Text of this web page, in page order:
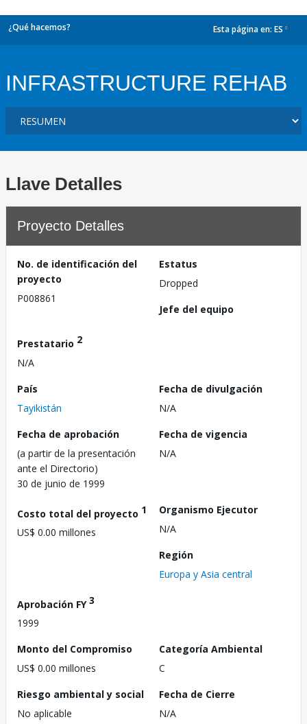
¿Qué hacemos? Esta página en: ES
INFRASTRUCTURE REHAB
Llave Detalles
Proyecto Detalles
No. de identificación del
proyecto
P008861
Estatus
Dropped
Jefe del equipo
Prestatario 2
N/A
País
Tayikistán
Fecha de divulgación
N/A
Fecha de aprobación
(a partir de la presentación
ante el Directorio)
30 de junio de 1999
Fecha de vigencia
N/A
Costo total del proyecto 1
US$ 0.00 millones
Organismo Ejecutor
N/A
Región
Europa y Asia central
Aprobación FY3
1999
Monto del Compromiso
US$ 0.00 millones
Categoría Ambiental
C
Riesgo ambiental y social
No aplicable
Fecha de Cierre
N/A